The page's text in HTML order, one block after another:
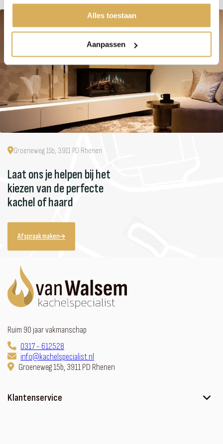
Alles toestaan
Aanpassen
Groeneweg 15b, 3911 PD Rhenen
Laat ons je helpen bij het
kiezen van de perfecte
kachel of haard
Afspraak maken
Ruim 90 jaar vakmanschap
0317 - 612528
info@kachelspecialist.nl
Groeneweg 15b, 3911 PD Rhenen
Klantenservice